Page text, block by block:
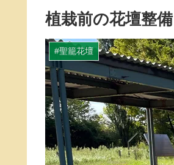
植栽前の花壇整備
#聖籠花壇